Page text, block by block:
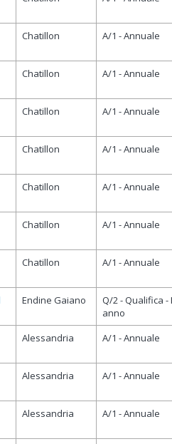
Chatillon A/1 - Annuale
Chatillon A/1 - Annuale
Chatillon A/1 - Annuale
Chatillon A/1 - Annuale
Chatillon A/1 - Annuale
Chatillon A/1 - Annuale
Chatillon A/1 - Annuale
Endine Gaiano
Q/2 - Qualifica -
anno
Alessandria A/1 - Annuale
Alessandria A/1 - Annuale
Alessandria A/1 - Annuale